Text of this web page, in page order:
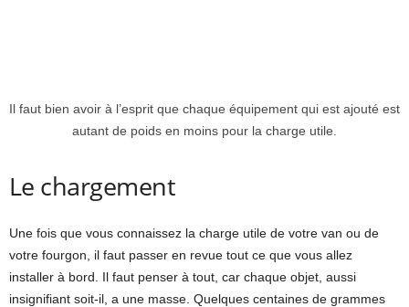
Il faut bien avoir à l’esprit que chaque équipement qui est ajouté est
autant de poids en moins pour la charge utile.
Le chargement
Une fois que vous connaissez la charge utile de votre van ou de
votre fourgon, il faut passer en revue tout ce que vous allez
installer à bord. Il faut penser à tout, car chaque objet, aussi
insignifiant soit-il, a une masse. Quelques centaines de grammes